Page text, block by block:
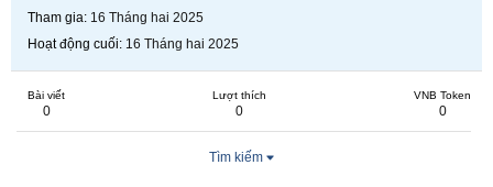
Tham gia 16 Tháng hai 2025
Hoạt động cuối 16 Tháng hai 2025
Bài viết
0
Lượt thích
0
VNB Token
0
Tìm kiếm